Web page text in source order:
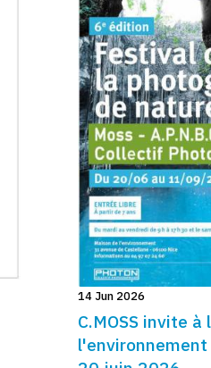
14 Jun 2026
C.MOSS invite